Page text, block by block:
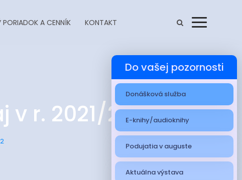
PORIADOK A CENNÍK KONTAKT
v r. 2021/2022
Do vašej pozornosti
Donášková služba
E-knihy/audioknihy
Podujatia v auguste
Aktuálna výstava